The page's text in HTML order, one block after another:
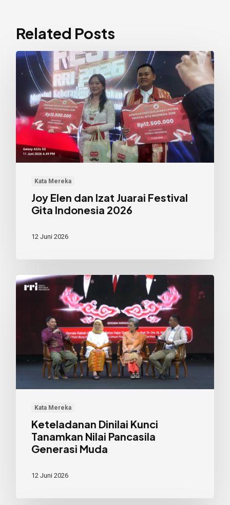
Related Posts
Kata Mereka
Joy
Elen
Izat
Juarai
Festival
Gita
Indonesia
Joy Elen dan Izat Juarai Festival
Gita Indonesia 2026
12 Juni 2026
Kata Mereka
Keteladanan
Tanamkan
Pancasila
Generasi
Keteladanan Dinilai Kunci
Tanamkan Nilai Pancasila
Generasi Muda
12 Juni 2026